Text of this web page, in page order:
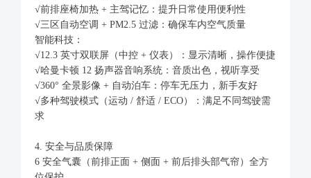
√前排座椅加热 + 主驾记忆：提升日常使用便利性
√三区自动空调 + PM2.5 过滤：确保车内空气质量
智能科技：
√12.3 英寸双联屏（中控 + 仪表）：显示清晰，操作便捷
√哈曼卡顿 12 扬声器音响系统：音质出色，视听享受
√360° 全景影像 + 自动泊车：停车无压力，新手友好
√多种驾驶模式（运动 / 舒适 / ECO）：满足不同驾驶需
求
4. 安全与品质保障
6 安全气囊（前排正面 + 侧面 + 前后排头部气帘）全方